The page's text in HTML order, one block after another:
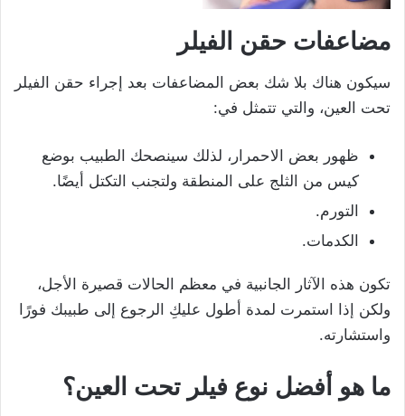
مضاعفات حقن الفيلر
سيكون هناك بلا شك بعض المضاعفات بعد إجراء حقن الفيلر
تحت العين، والتي تتمثل في:
ظهور بعض الاحمرار، لذلك سينصحك الطبيب بوضع
كيس من الثلج على المنطقة ولتجنب التكتل أيضًا.
التورم.
الكدمات.
تكون هذه الآثار الجانبية في معظم الحالات قصيرة الأجل،
ولكن إذا استمرت لمدة أطول عليكِ الرجوع إلى طبيبك فورًا
واستشارته.
ما هو أفضل نوع فيلر تحت العين؟